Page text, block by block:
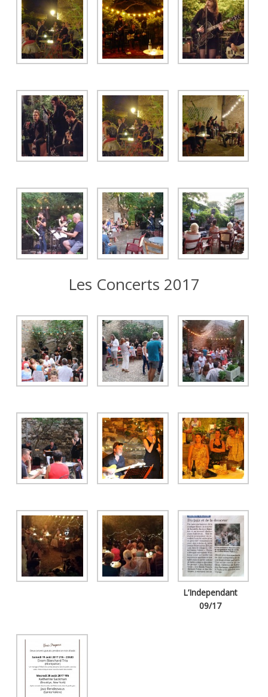
Les Concerts 2017
L’Independant
09/17